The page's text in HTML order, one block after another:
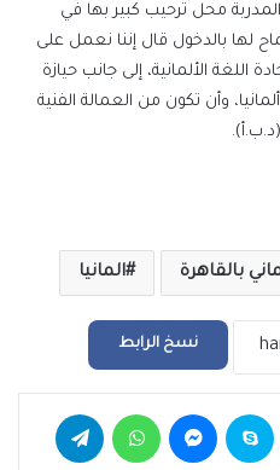
محل ترحيب كبير بها في
بالدخول قال إننا نعمل على
اللغة الألمانية، إلى جانب حيازة
وأن تكون من العمالة الفنية
(د.ب.أ).
بالقاهرة المانيا
نسخ الرابط
بينتيريست سكايب ماسنجر واتساب